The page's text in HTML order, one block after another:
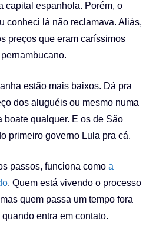
capital espanhola. Porém, o
conheci lá não reclamava. Aliás,
preços que eram caríssimos
estão mais baixos. Dá pra
dos aluguéis ou mesmo numa
boate qualquer. E os de São
primeiro governo Lula pra cá.
passos, funciona comoa
. Quem está vivendo o processo
quem passa um tempo fora
entra em contato.